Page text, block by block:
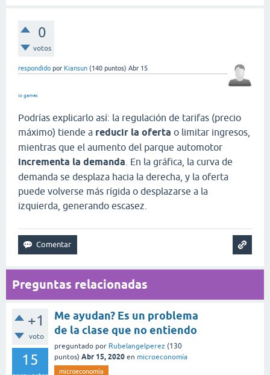
0
votos
respondido por Kiansun (140 puntos) Abr 15
io games
Podrías explicarlo así: la regulación de tarifas (precio
máximo) tiende a reducir la oferta o limitar ingresos,
mientras que el aumento del parque automotor
incrementa la demanda . En la gráfica, la curva de
demanda se desplaza hacia la derecha, y la oferta
puede volverse más rígida o desplazarse a la
izquierda, generando escasez.
Preguntas relacionadas
+1
voto
15
Me ayudan? Es un problema
de la clase que no entiendo
preguntado por Rubelangelperez (130
puntos) Abr 15, 2020 en microeconomía
microeconomía